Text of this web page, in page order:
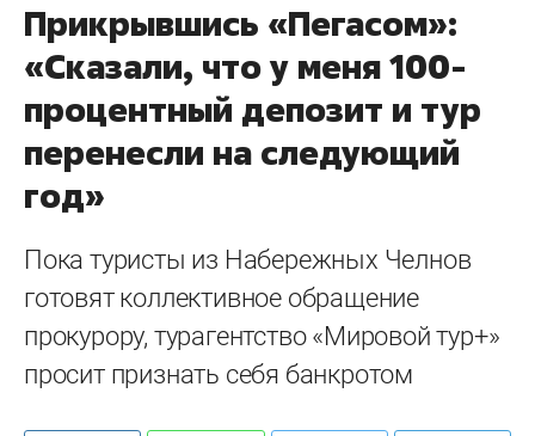
Прикрывшись «Пегасом»:
«Сказали, что у меня 100-
процентный депозит и тур
перенесли на следующий
год»
Пока туристы из Набережных Челнов
готовят коллективное обращение
прокурору, турагентство «Мировой тур+»
просит признать себя банкротом